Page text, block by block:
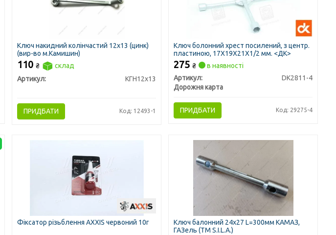
Ключ накидний колінчастий 12х13 (цинк)
(вир-во м.Камишин)
110₴
склад
Артикул:
КГН12х13
ПРИДБАТИ Код: 12493-1
Ключ болонний хрест посилений, з центр.
пластиною, 17X19X21X1/2 мм. <ДК>
275₴
в наявності
Артикул:
DK2811-4
Дорожня карта
ПРИДБАТИ Код: 29275-4
Фіксатор різьблення AXXIS червоний 10г
Ключ балонний 24х27 L=300мм КАМАЗ,
ГАЗель (ТМ S.I.L.A.)